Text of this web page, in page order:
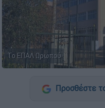
Το ΕΠΑΛ Ωρωπού
Προσθέστε